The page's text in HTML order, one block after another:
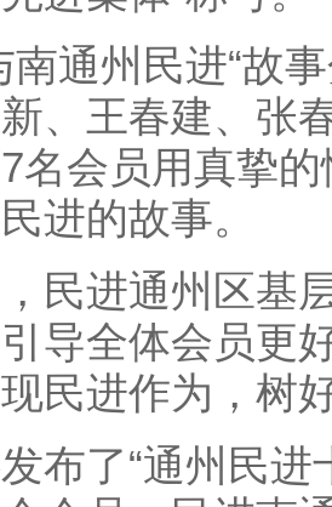
通州民进“故事
、王春建、张
名会员用真挚
进的故事。
进通州区基层
导全体会员更
民进作为，树
了“通州民进